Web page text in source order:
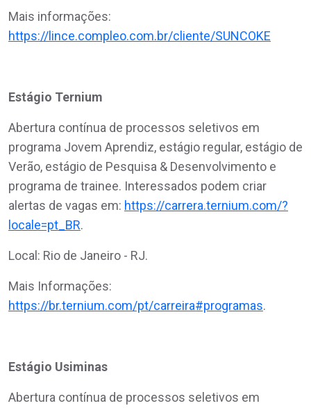
Mais informações:
https://lince.compleo.com.br/cliente/SUNCOKE
Estágio Ternium
Abertura contínua de processos seletivos em
programa Jovem Aprendiz, estágio regular, estágio de
Verão, estágio de Pesquisa & Desenvolvimento e
programa de trainee. Interessados podem criar
alertas de vagas em: https://carrera.ternium.com/?
locale=pt_BR.
Local: Rio de Janeiro - RJ.
Mais Informações:
https://br.ternium.com/pt/carreira#programas.
Estágio Usiminas
Abertura contínua de processos seletivos em